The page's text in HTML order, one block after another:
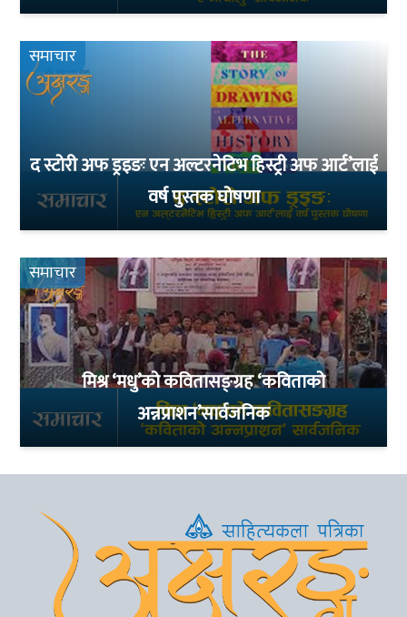
समाचार
द स्टोरी अफ ड्रइङः एन अल्टरनेटिभ हिस्ट्री अफ आर्ट’लाई
वर्ष पुस्तक घोषणा
समाचार
मिश्र ‘मधु’को कवितासङ्ग्रह ‘कविताको
अन्नप्राशन’सार्वजनिक